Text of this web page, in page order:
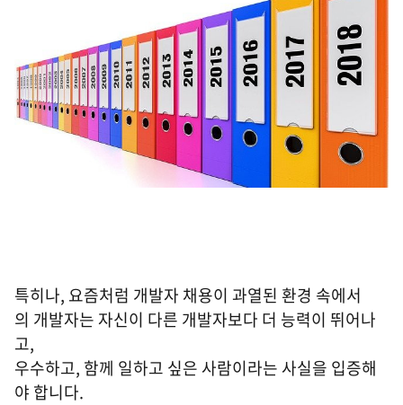
특히나, 요즘처럼 개발자 채용이 과열된 환경 속에서
의 개발자는 자신이 다른 개발자보다 더 능력이 뛰어나
고,
우수하고, 함께 일하고 싶은 사람이라는 사실을 입증해
야 합니다.